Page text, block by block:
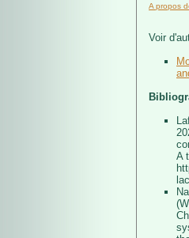
A propos
Voir
A